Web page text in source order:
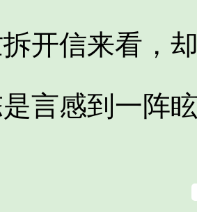
信来看，却
感到一阵眩